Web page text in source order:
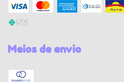
Meios de envio